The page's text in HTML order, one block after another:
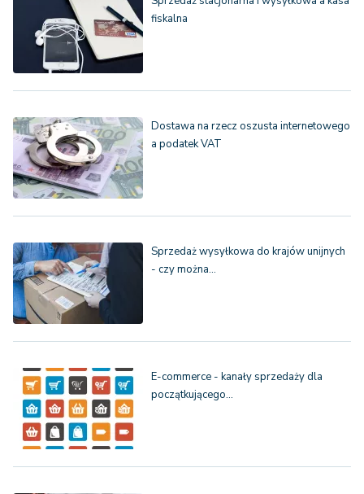
fiskalna
Dostawa na rzecz oszusta internetowego
a podatek VAT
Sprzedaż wysyłkowa do krajów unijnych
- czy można…
E-commerce - kanały sprzedaży dla
początkującego…